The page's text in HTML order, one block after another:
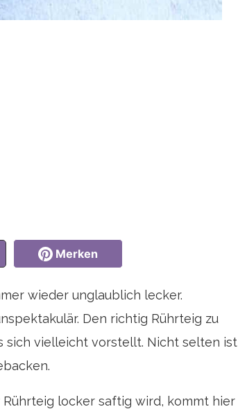
Merken
wieder unglaublich lecker.
Den richtig Rührteig zu
sich vielleicht vorstellt. Nicht selten ist
locker saftig wird, kommt hier